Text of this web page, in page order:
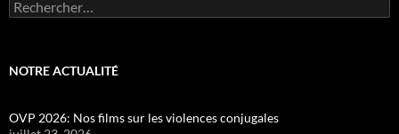
NOTRE ACTUALITÉ
OVP 2026: Nos films sur les violences conjugales